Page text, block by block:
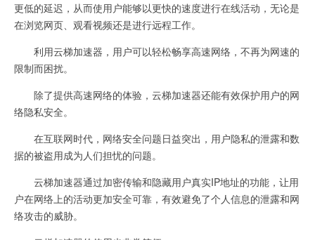
更低的延迟，从而使用户能够以更快的速度进行在线活动，无论是
在浏览网页、观看视频还是进行远程工作。
利用云梯加速器，用户可以轻松畅享高速网络，不再为网速的
限制而困扰。
除了提供高速网络的体验，云梯加速器还能有效保护用户的网
络隐私安全。
在互联网时代，网络安全问题日益突出，用户隐私的泄露和数
据的被盗用成为人们担忧的问题。
云梯加速器通过加密传输和隐藏用户真实IP地址的功能，让用
户在网络上的活动更加安全可靠，有效避免了个人信息的泄露和网
络攻击的威胁。